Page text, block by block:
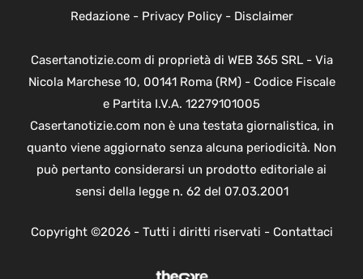
Redazione- Privacy Policy- Disclaimer
Casertanotizie.com di proprietà di WEB 365 SRL - Via
Nicola Marchese 10, 00141 Roma (RM) - Codice Fiscale
e Partita I.V.A. 12279101005
Casertanotizie.com non è una testata giornalistica, in
quanto viene aggiornato senza alcuna periodicità. Non
può pertanto considerarsi un prodotto editoriale ai
sensi della legge n. 62 del 07.03.2001
Copyright ©2026 - Tutti i diritti riservati - Contattaci